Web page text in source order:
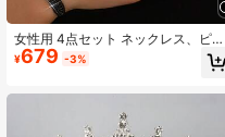
女性用 4点セット ネックレス、ピア
ス、ブレスレット ジュエリーセッ
ト、母の日、パーティー、花嫁、感
¥679 -3%